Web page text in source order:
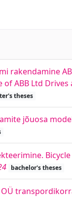
rakendamine
ABB Ltd Drives
theses
jõuosa
bachelor's theses